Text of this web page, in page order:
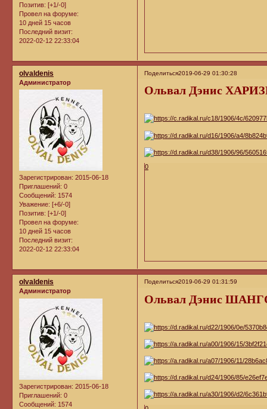
Позитив: [+1/-0]
Провел на форуме:
10 дней 15 часов
Последний визит:
2022-02-12 22:33:04
Поделиться2019-06-29 01:30:28
olvaldenis
Администратор
Зарегистрирован: 2015-06-18
Приглашений: 0
Сообщений: 1574
Уважение: [+6/-0]
Позитив: [+1/-0]
Провел на форуме:
10 дней 15 часов
Последний визит:
2022-02-12 22:33:04
Ольвал Дэнис
0
Поделиться2019-06-29 01:31:59
olvaldenis
Администратор
Зарегистрирован: 2015-06-18
Приглашений: 0
Сообщений: 1574
Ольвал Дэнис